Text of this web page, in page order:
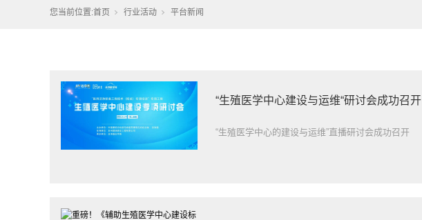
您当前位置:首页 行业活动 平台新闻
“生殖医学中心建设与运维“研讨会成功召开
“生殖医学中心的建设与运维”直播研讨会成功召开